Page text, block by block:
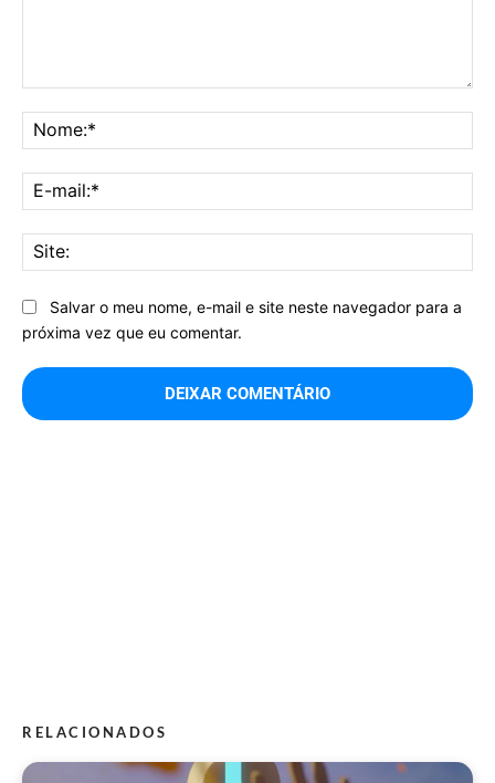
Salvar o meu nome, e-mail e site neste navegador para a
próxima vez que eu comentar.
RELACIONADOS